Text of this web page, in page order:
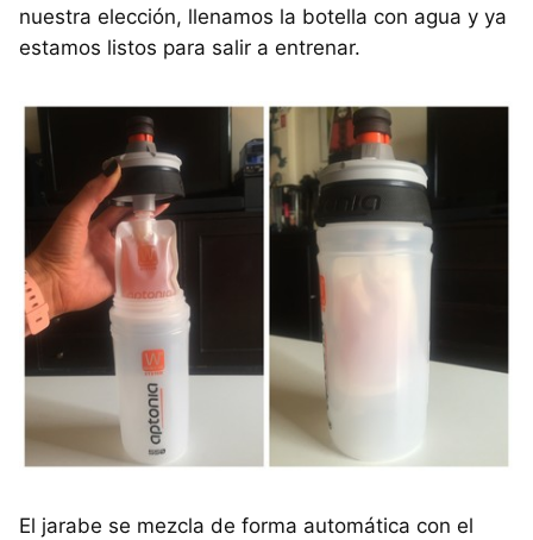
nuestra elección, llenamos la botella con agua y ya
estamos listos para salir a entrenar.
El jarabe se mezcla de forma automática con el